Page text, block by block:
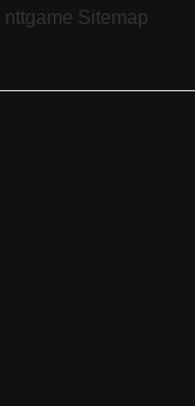
nttgame Sitemap